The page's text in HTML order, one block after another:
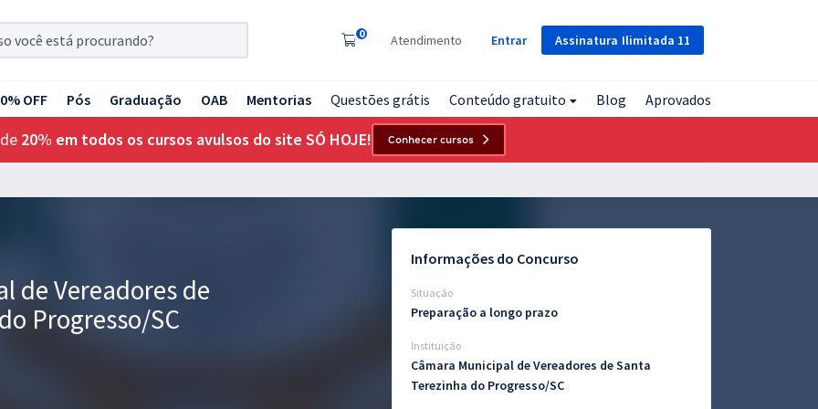
Assinatura Ilimitada 11
0 Atendimento Entrar
OFF Pós Graduação OAB Mentorias Questões grátis Conteúdo gratuito Blog Aprovados
20% em todos os cursos avulsos do site SÓ HOJE! Conhecer cursos
de Vereadores de
Progresso/SC
Informações do Concurso
Situação
Preparação a longo prazo
Instituição
Câmara Municipal de Vereadores de Santa
Terezinha do Progresso/SC